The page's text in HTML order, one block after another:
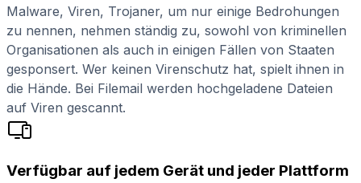
Malware, Viren, Trojaner, um nur einige Bedrohungen
zu nennen, nehmen ständig zu, sowohl von kriminellen
Organisationen als auch in einigen Fällen von Staaten
gesponsert. Wer keinen Virenschutz hat, spielt ihnen in
die Hände. Bei Filemail werden hochgeladene Dateien
auf Viren gescannt.
Verfügbar auf jedem Gerät und jeder Plattform